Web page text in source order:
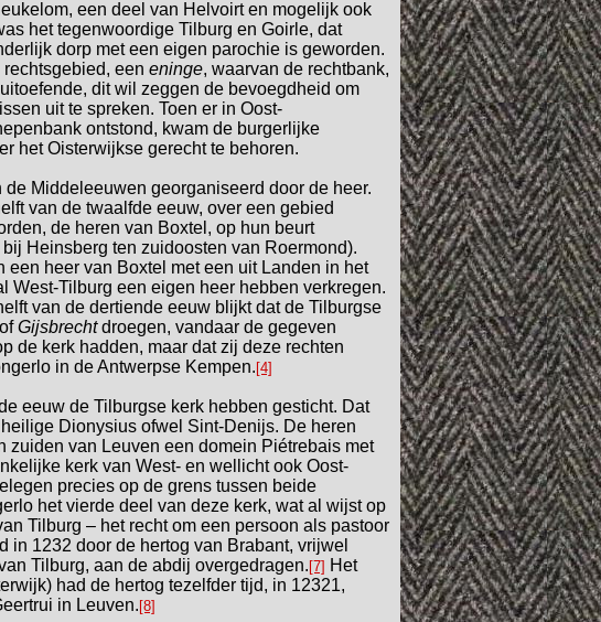
een deel van Helvoirt en mogelijk ook
het tegenwoordige Tilburg en Goirle, dat
dorp met een eigen parochie is geworden.
een eninge, waarvan de rechtbank,
dit wil zeggen de bevoegdheid om
uit te spreken. Toen er in Oost-
ontstond, kwam de burgerlijke
het Oisterwijkse gerecht te behoren.
Middeleeuwen georganiseerd door de heer.
van de twaalfde eeuw, over een gebied
de heren van Boxtel, op hun beurt
Heinsberg ten zuidoosten van Roermond).
een heer van Boxtel met een uit Landen in het
West-Tilburg een eigen heer hebben verkregen.
van de dertiende eeuw blijkt dat de Tilburgse
ofGijsbrechtdroegen, vandaar de gegeven
de kerk hadden, maar dat zij deze rechten
in de Antwerpse Kempen. [4]
eeuw de Tilburgse kerk hebben gesticht. Dat
Dionysius ofwel Sint-Denijs. De heren
zuiden van Leuven een domein Piétrebais met
kerk van West- en wellicht ook Oost-
precies op de grens tussen beide
het vierde deel van deze kerk, wat al wijst op
Tilburg – het recht om een persoon als pastoor
in 1232 door de hertog van Brabant, vrijwel
Tilburg, aan de abdij overgedragen. [7] Het
had de hertog tezelfder tijd, in 12321,
in Leuven. [8]